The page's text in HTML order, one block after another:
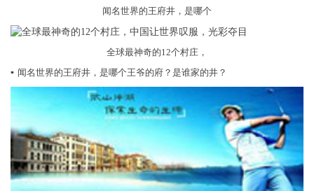
闻名世界的王府井，是哪个
全球最神奇的12个村庄，
▪ 闻名世界的王府井，是哪个王爷的府？是谁家的井？